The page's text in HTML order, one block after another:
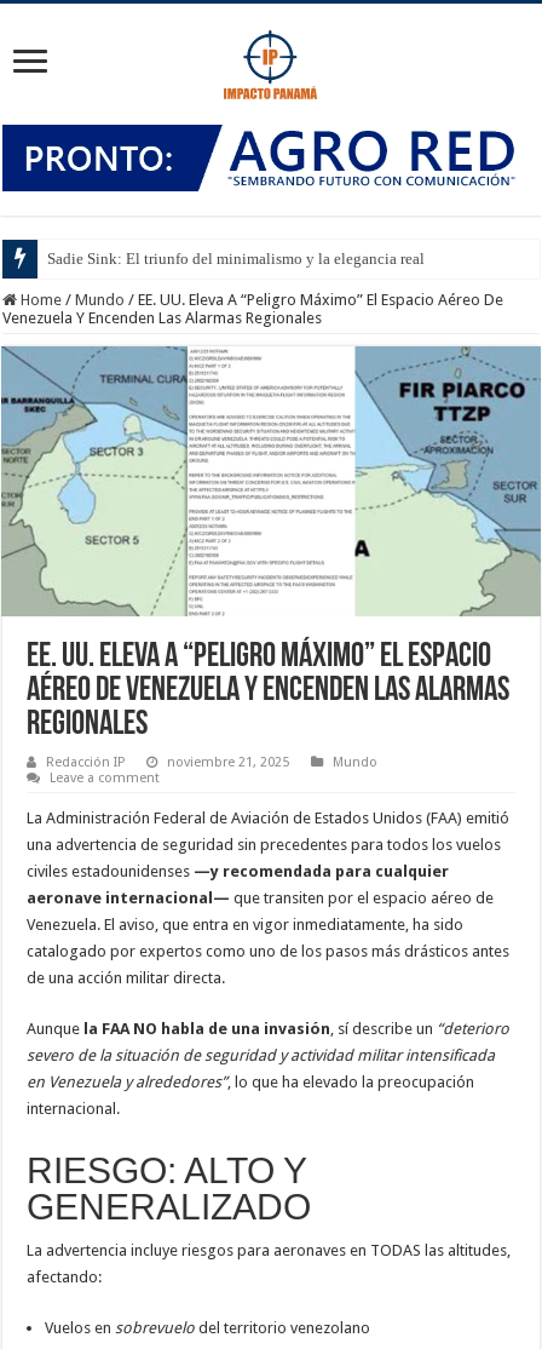
Sadie Sink: El triunfo del minimalismo y la elegancia real
Home / Mundo / EE. UU. Eleva A “Peligro Máximo” El Espacio Aéreo De
Venezuela Y Encenden Las Alarmas Regionales
EE. UU. Eleva A “Peligro Máximo” El Espacio
Aéreo De Venezuela Y Encenden Las Alarmas
Regionales
Redacción IP noviembre 21, 2025
Mundo
Leave a comment
La Administración Federal de Aviación de Estados Unidos (FAA) emitió
una advertencia de seguridad sin precedentes para todos los vuelos
civiles estadounidenses —y recomendada para cualquier
aeronave internacional— que transiten por el espacio aéreo de
Venezuela. El aviso, que entra en vigor inmediatamente, ha sido
catalogado por expertos como uno de los pasos más drásticos antes
de una acción militar directa.
Aunque la FAA NO habla de una invasión , sí describe un “deterioro
severo de la situación de seguridad y actividad militar intensificada
en Venezuela y alrededores”, lo que ha elevado la preocupación
internacional.
RIESGO: ALTO Y
GENERALIZADO
La advertencia incluye riesgos para aeronaves en TODAS las altitudes,
afectando:
Vuelos en sobrevuelo del territorio venezolano